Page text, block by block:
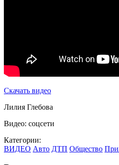
Скачать видео
Лилия Глебова
Видео: соцсети
Категории:
ВИДЕО Авто ДТП Общество